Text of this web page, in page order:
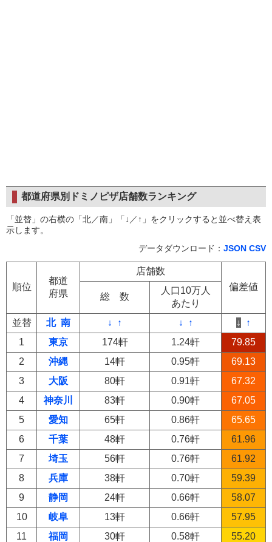
都道府県別ドミノピザ店舗数ランキング
「並替」の右横の「北／南」「↓／↑」をクリックすると並べ替え表
示します。
データダウンロード： JSON CSV
順位
都道
府県
店舗数
偏差値
総 数
人口10万人
あたり
並替
北 南 ↓ ↑ ↓ ↑ ↓
↑
1
東京 174軒 1.24軒
79.85
2
沖縄 14軒 0.95軒
69.13
3
大阪 80軒 0.91軒
67.32
4
神奈川 83軒 0.90軒
67.05
5
愛知 65軒 0.86軒
65.65
6
千葉 48軒 0.76軒
61.96
7
埼玉 56軒 0.76軒
61.92
8
兵庫 38軒 0.70軒
59.39
9
静岡 24軒 0.66軒
58.07
10
岐阜 13軒 0.66軒
57.95
11
福岡 30軒 0.58軒
55.20